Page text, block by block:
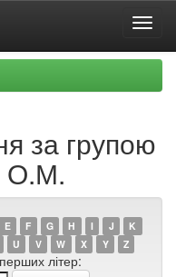
за групою
О.М.
E F G H I J
K
U V W X Y Z
літер: